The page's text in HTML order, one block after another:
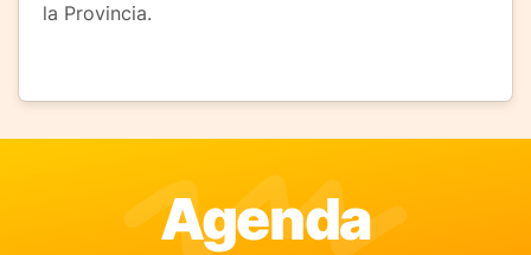
la Provincia.
Agenda